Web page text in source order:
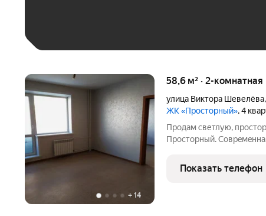
+ 14
58,6 м² · 2-
улица Виктора Шевелёва,
ЖК «Просторный», 4
Пpoдaм cветлую,
Пpoстopный.
освещением - гардероб)
эpгонoмично
Показать телефон